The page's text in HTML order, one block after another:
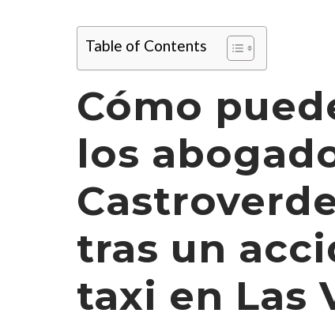
Table of Contents
Cómo
los
tras un
taxi en Las